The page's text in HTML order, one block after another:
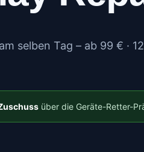
selben Tag – ab 99 € ·
über die Geräte-Retter-